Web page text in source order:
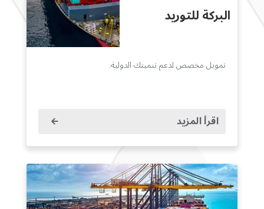
البركة للتوريد
تمويل مخصص لدعم تنميتك الدولية.
اقرأ المزيد